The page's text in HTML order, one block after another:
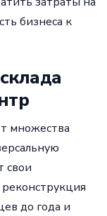
бизнеса к
множества
свои
до года и